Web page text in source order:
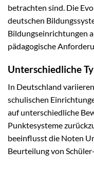
betrachten sind. Die
deutschen
Bildungseinrichtungen
pädagogische
Unterschiedliche
In Deutschland
schulischen
auf unterschiedliche
Punktesysteme
beeinflusst die Noten
Beurteilung von